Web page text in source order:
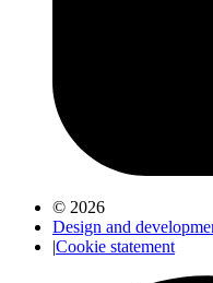
© 2026
Design and
|Cookie statement